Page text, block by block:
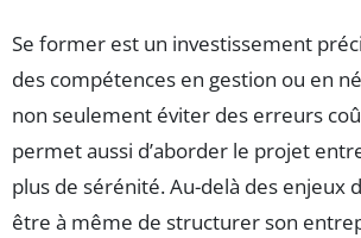
Se former est un investissement
des compétences en gestion ou en
non seulement éviter des erreurs
permet aussi d’aborder le projet
plus de sérénité. Au-delà des enjeux
être à même de structurer son